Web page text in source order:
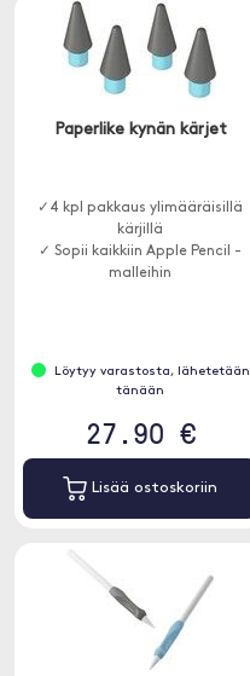
Paperlike kynän kärjet
✓4 kpl pakkaus ylimääräisillä
kärjillä
✓ Sopii kaikkiin Apple Pencil -
malleihin
Löytyy varastosta, lähetetään
tänään
27.90 €
Lisää ostoskoriin